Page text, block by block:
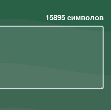
15895символов